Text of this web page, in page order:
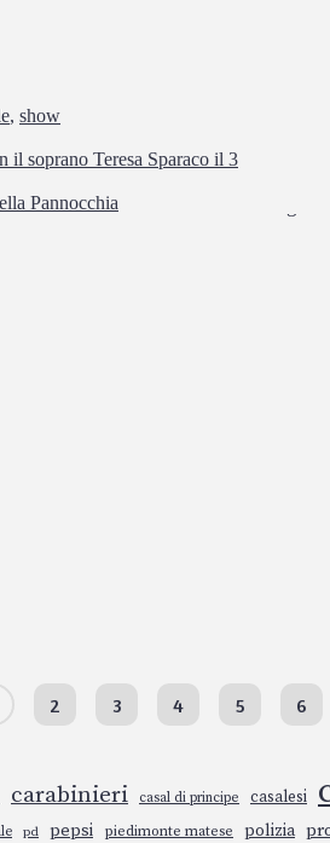
, show
il soprano Teresa Sparaco il 3
Pannocchia
2 3 4 5 6
carabinieri casal di principe casalesi
pd pepsi piedimonte matese polizia